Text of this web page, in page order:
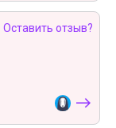
Оставить отзыв?